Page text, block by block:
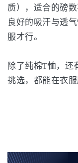
质），适合的磅
良好的吸汗与透
服才行。
除了纯棉T恤，还
挑选，都能在衣服